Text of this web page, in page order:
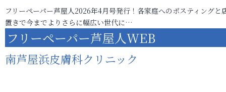
フリーペーパー芦屋人2026年4月号発行！各家庭へのポスティングと
置きで今までよりさらに幅広い世代に…
フリーペーパー芦屋人WEB
南芦屋浜皮膚科クリニック